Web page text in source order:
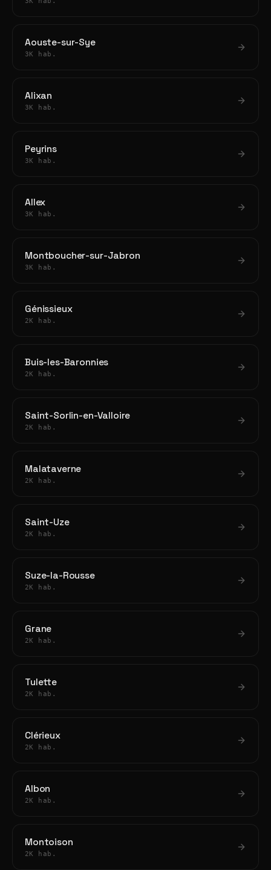
Aouste-sur-Sye
3K hab.
Alixan
3K hab.
Peyrins
3K hab.
Allex
3K hab.
Montboucher-sur-Jabron
3K hab.
Génissieux
2K hab.
Buis-les-Baronnies
2K hab.
Saint-Sorlin-en-Valloire
2K hab.
Malataverne
2K hab.
Saint-Uze
2K hab.
Suze-la-Rousse
2K hab.
Grane
2K hab.
Tulette
2K hab.
Clérieux
2K hab.
Albon
2K hab.
Montoison
2K hab.